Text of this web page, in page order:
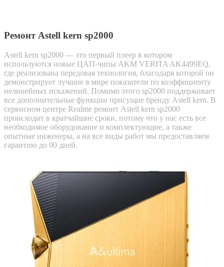
Ремонт Astell kern sp2000
Astell kern sp2000 — это первый плеер в котором
используются новые ЦАП-чипы AKM VERITA AK4499EQ,
где реализована передовая технология, благодаря которой он
демонстрирует лучшие в мире показатели по коэффициенту
нелинейных искажений. Помимо этого sp2000 поддерживает
все дополнительные функции присущие бренду Astell kern. В
сервисном центре Realme ремонт Astell kern sp2000
происходит в кратчайшие сроки, потому что у нас есть все
необходимое оборудование и комплектующие, а также
опытные инженеры, а на все виды работ мы предоставляем
гарантию до 90 дней.